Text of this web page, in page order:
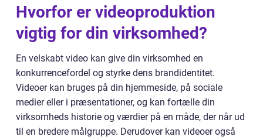
Hvorfor er videoproduktion
vigtig for din virksomhed?
En velskabt video kan give din virksomhed en
konkurrencefordel og styrke dens brandidentitet.
Videoer kan bruges på din hjemmeside, på sociale
medier eller i præsentationer, og kan fortælle din
virksomheds historie og værdier på en måde, der når ud
til en bredere målgruppe. Derudover kan videoer også